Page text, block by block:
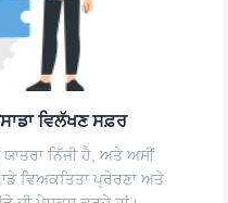
ਵਿਲੱਖਣ ਸਫ਼ਰ
ਨਿੱਜੀ ਹੈ, ਅਤੇ ਅਸੀਂ
ਵਿਅਕਤਿਤਾ ਪ੍ਰੇਰਣਾ ਅਤੇ